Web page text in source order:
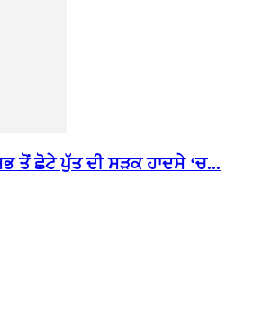
ਤੋਂ ਛੋਟੇ ਪੁੱਤ ਦੀ ਸੜਕ ਹਾਦਸੇ ‘ਚ...